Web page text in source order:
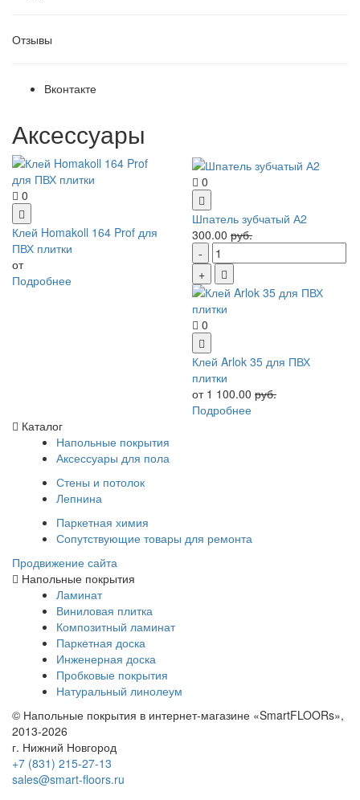
Отзывы
Вконтакте
Аксессуары
0
Клей Homakoll 164 Prof для
ПВХ плитки
от
Подробнее
0
Шпатель зубчатый А2
300.00 руб.
0
Клей Arlok 35 для ПВХ
плитки
от 1 100.00 руб.
Подробнее
Каталог
Напольные покрытия
Аксессуары для пола
Стены и потолок
Лепнина
Паркетная химия
Сопутствующие товары для ремонта
Продвижение сайта
Напольные покрытия
Ламинат
Виниловая плитка
Композитный ламинат
Паркетная доска
Инженерная доска
Пробковые покрытия
Натуральный линолеум
© Напольные покрытия в интернет-магазине «SmartFLOORs»,
2013-2026
г. Нижний Новгород
+7 (831) 215-27-13
sales@smart-floors.ru